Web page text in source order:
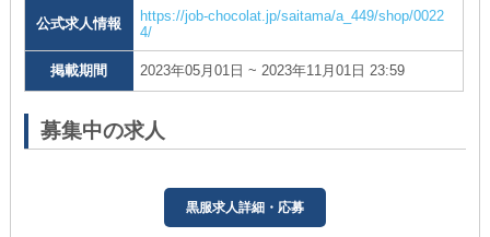
公式求人情報
https://job-chocolat.jp/saitama/a_449/shop/0022
4/
掲載期間 2023年05月01日 ~ 2023年11月01日 23:59
募集中の求人
黒服求人詳細・応募